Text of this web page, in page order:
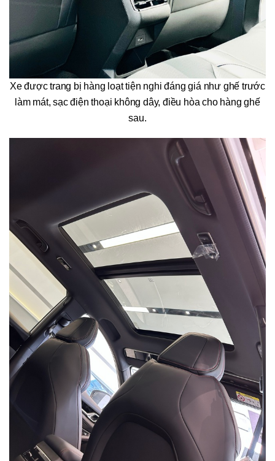
Xe được trang bị hàng loạt tiện nghi đáng giá như ghế trước
làm mát, sạc điện thoại không dây, điều hòa cho hàng ghế
sau.